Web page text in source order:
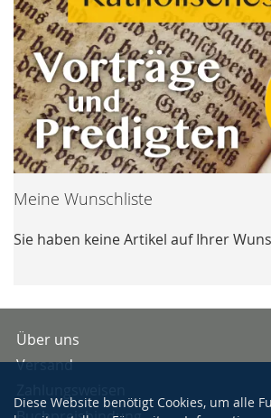
Meine Wunschliste
Sie haben keine Artikel auf Ihrer
Über uns
Versand
Diese Website benötigt Cookies, um alle